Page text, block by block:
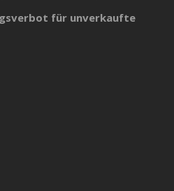
für unverkaufte